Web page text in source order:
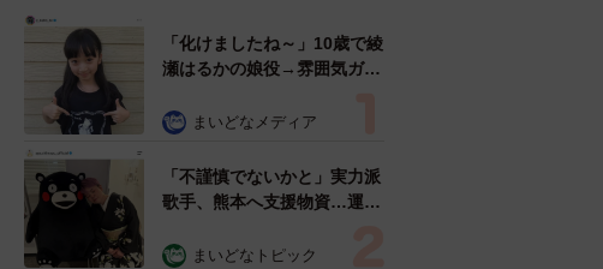
「化けましたね～」10歳で綾
瀬はるかの娘役→雰囲気ガラ
雰囲気が」「宝塚に入れそ
まいどなメディア
「不謹慎でないかと」実力派
歌手、熊本へ支援物資…運搬
めらい 「痛いほど伝わる」
まいどなトピック